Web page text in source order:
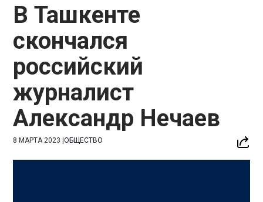
В Ташкенте
скончался
российский
журналист
Александр Нечаев
8 МАРТА 2023 |ОБЩЕСТВО